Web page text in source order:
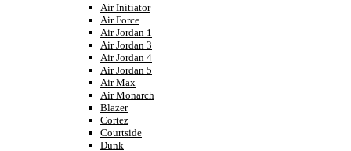
Air Initiator
Air Force
Air Jordan 1
Air Jordan 3
Air Jordan 4
Air Jordan 5
Air Max
Air Monarch
Blazer
Cortez
Courtside
Dunk